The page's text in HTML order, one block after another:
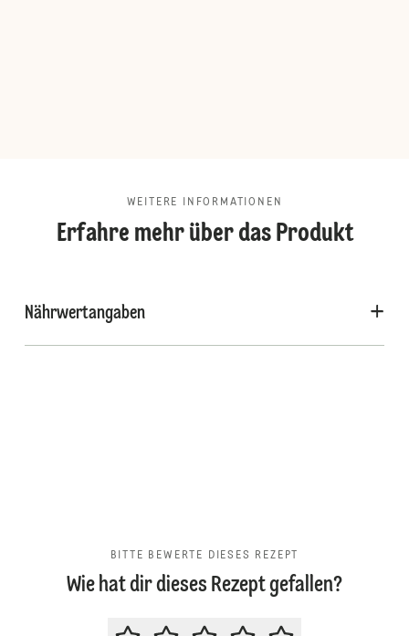
WEITERE INFORMATIONEN
Erfahre mehr über das Produkt
Nährwertangaben
BITTE BEWERTE DIESES REZEPT
Wie hat dir dieses Rezept gefallen?
BITTE BEWERTE DIESES REZEPT